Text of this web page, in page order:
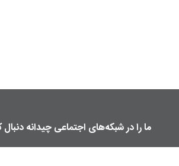
ما را در شبکه‌های اجتماعی چیدانه دنبال